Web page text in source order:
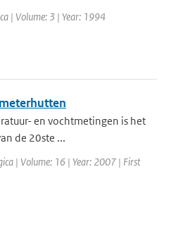
| Volume: 3 | Year: 1994
en vochtmetingen is het
de 20ste ...
| Volume: 16 | Year: 2007 | First